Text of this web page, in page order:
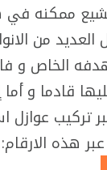
ممكنه في
العديد من
الخاص و
قادما و أما
تركيب عوازل
هذه الارقام: